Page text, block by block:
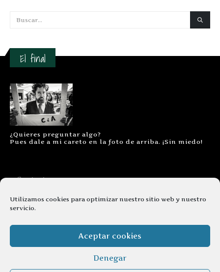
Utilizamos cookies para optimizar nuestro sitio web y nuestro
servicio.
Aceptar cookies
Denegar
El final
¿Quieres preguntar algo?
Pues dale a mi careto en la foto de arriba. ¡Sin miedo!
Contacto
Aviso legal